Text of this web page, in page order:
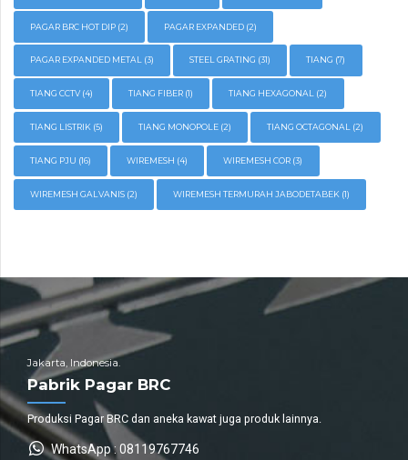
PAGAR BRC HOT DIP (2) PAGAR EXPANDED (2)
PAGAR EXPANDED METAL (3) STEEL GRATING (31) TIANG (7)
TIANG CCTV(4) TIANG FIBER (1) TIANG HEXAGONAL (2)
TIANG LISTRIK (5) TIANG MONOPOLE (2) TIANG OCTAGONAL (2)
TIANG PJU (16) WIREMESH (4) WIREMESH COR (3)
WIREMESH GALVANIS (2) WIREMESH TERMURAH JABODETABEK (1)
Jakarta, Indonesia.
Pabrik Pagar BRC
Produksi Pagar BRC dan aneka kawat juga produk lainnya.
WhatsApp : 08119767746